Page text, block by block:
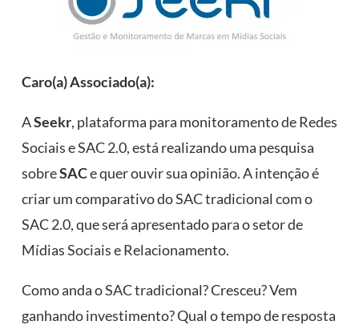
Caro(a) Associado(a):
ASeekr, plataforma para monitoramento de Redes
Sociais e SAC 2.0, está realizando uma pesquisa
sobreSACe quer ouvir sua opinião. A intenção é
criar um comparativo do SAC tradicional com o
SAC 2.0, que será apresentado para o setor de
Mídias Sociais e Relacionamento.
Como anda o SAC tradicional? Cresceu? Vem
ganhando investimento? Qual o tempo de resposta